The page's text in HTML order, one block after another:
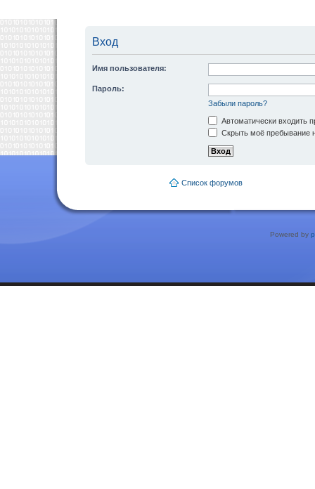
Вход
Имя пользователя:
Пароль:
Забыли пароль?
Автоматически входить
Скрыть моё пребывание
Список форумов
Powered by